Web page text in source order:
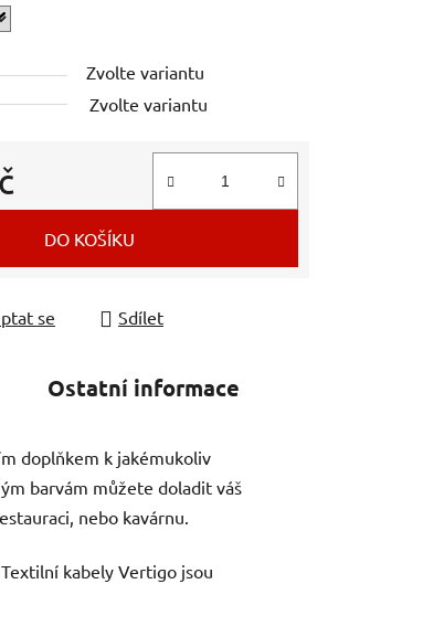
Zvolte variantu
Zvolte variantu
DO KOŠÍKU
se Sdílet
Ostatní informace
doplňkem k jakémukoliv
barvám můžete doladit váš
nebo kavárnu.
kabely Vertigo jsou